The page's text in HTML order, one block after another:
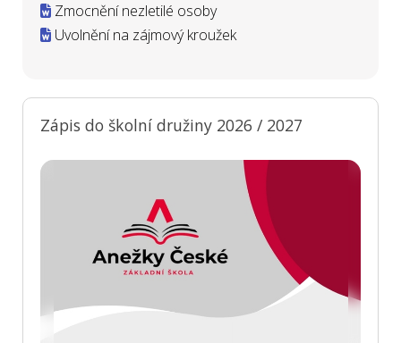
Zmocnění nezletilé osoby
Uvolnění na zájmový kroužek
Zápis do školní družiny 2026 / 2027